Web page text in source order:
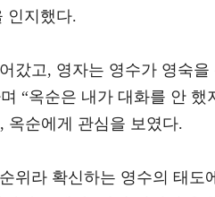
인지했다.
갔고, 영자는 영수가 영숙
“옥순은 내가 대화를 안
옥순에게 관심을 보였다.
위라 확신하는 영수의 태도